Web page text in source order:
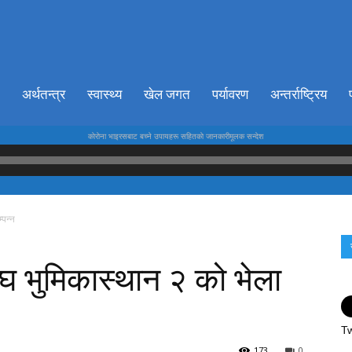
अर्थतन्त्र स्वास्थ्य खेल जगत पर्यावरण अन्तर्राष्ट्रिय
काेराेना भाइरसबाट बच्ने उपायहरू सहितकाे जानकारीमूलक सन्देश
२ को भेला